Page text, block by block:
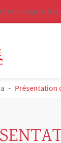
site Custom EN
PARIS-
Présentation